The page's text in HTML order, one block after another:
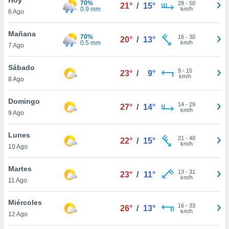
y
en
más
de
6 Ago
70%
0.9 mm
21° / 15° 28- 50
km/h
Mañana
7 Ago
70%
0.5 mm
20° / 13° 16- 30
km/h
Sábado
8 Ago
23° / 9° 9- 15
km/h
Domingo
9 Ago
27° / 14° 14- 29
km/h
Lunes
10 Ago
22° / 15° 21 - 40
km/h
Martes
11 Ago
23° / 11° 13- 31
km/h
Miércoles
12 Ago
26° / 13° 16- 33
km/h